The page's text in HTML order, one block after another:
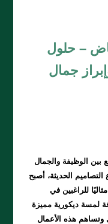
– حلول
جمال
بين الوظيفة والجمال
الحديثة، أصبح
للراغبين في
لمسة ديكورية مميزة
وتساهم هذه الأعمال